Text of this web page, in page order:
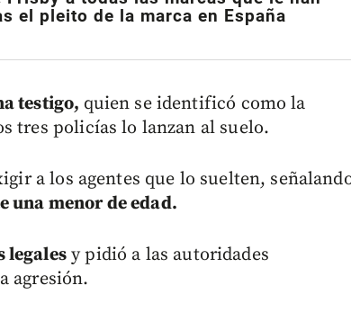
el pleito de la marca en España
testigo, quien se identificó como la
tres policías lo lanzan al suelo.
a los agentes que lo suelten,
una menor de edad.
legalesy pidió a las autoridades
agresión.